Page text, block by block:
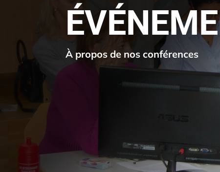
À propos de nos conférences